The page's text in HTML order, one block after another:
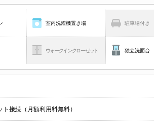
室内洗濯機置き場 駐車場付き
ウォークインクローゼット 独立洗面台
ト接続（月額利用料無料）